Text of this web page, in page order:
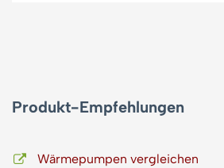
Produkt-Empfehlungen
Wärmepumpen vergleichen